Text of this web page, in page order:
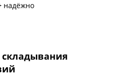
надёжно